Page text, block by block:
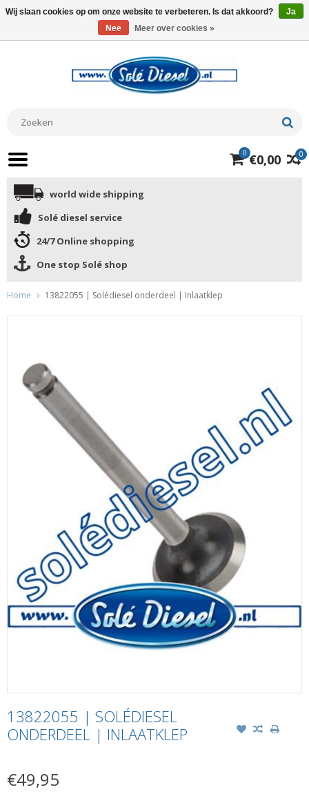
0
0 €0,00
world wide shipping
Solé diesel service
24/7 Online shopping
One stop Solé shop
Home 13822055 | Solédiesel onderdeel | Inlaatklep
13822055 | SOLÉDIESEL
ONDERDEEL | INLAATKLEP
€49,95
Wij slaan cookies op om onze website te verbeteren. Is dat akkoord?
Ja
Nee
Meer over cookies »